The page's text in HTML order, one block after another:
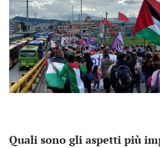
Quali sono gli aspetti più